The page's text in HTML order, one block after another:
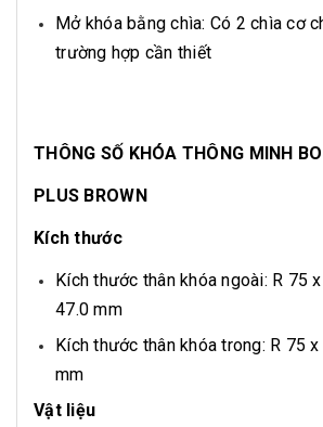
Mở khóa bằng chìa: Có 2 chìa cơ
trường hợp cần thiết
THÔNG SỐ KHÓA THÔNG MINH
PLUS BROWN
Kích thước
Kích thước thân khóa ngoài: R 75
47.0 mm
Kích thước thân khóa trong: R 75
mm
Vật liệu